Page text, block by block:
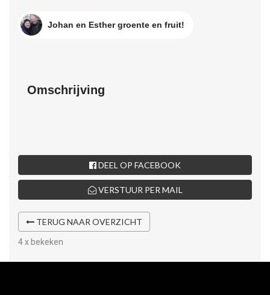
Johan en Esther groente en fruit!
Omschrijving
DEEL OP FACEBOOK
VERSTUUR PER MAIL
TERUG NAAR OVERZICHT
4 x bekeken